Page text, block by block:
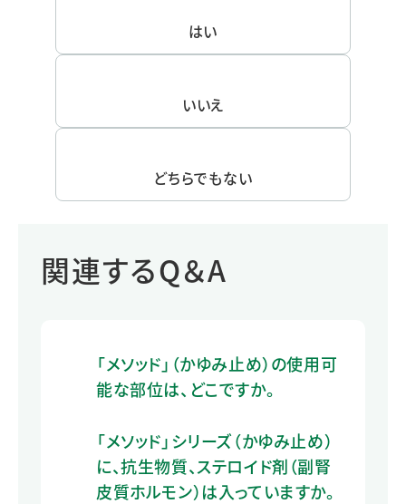
はい
いいえ
どちらでもない
関連するQ＆A
「メソッド」（かゆみ止め）の使用可
能な部位は、どこですか。
「メソッド」シリーズ（かゆみ止め）
に、抗生物質、ステロイド剤（副腎
皮質ホルモン）は入っていますか。